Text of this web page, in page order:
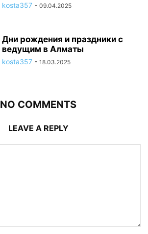
kosta357 - 09.04.2025
Дни рождения и праздники с
ведущим в Алматы
kosta357 - 18.03.2025
NO COMMENTS
LEAVE A REPLY